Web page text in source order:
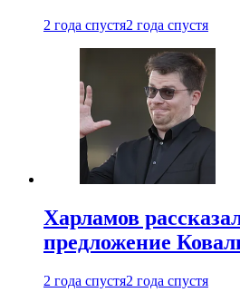
2 года спустя2 года спустя
Харламов
предложение
2 года спустя2 года спустя